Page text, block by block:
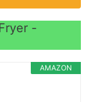
-
AMAZON